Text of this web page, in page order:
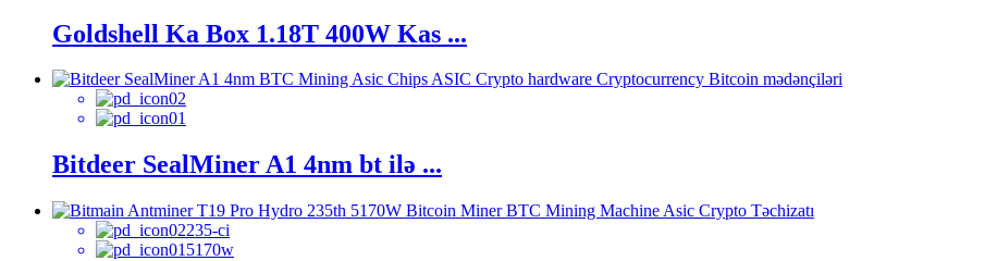
Goldshell Ka Box 1.18T 400W Kas ...
Bitdeer SealMiner A1 4nm bt ilə ...
235-ci
5170w